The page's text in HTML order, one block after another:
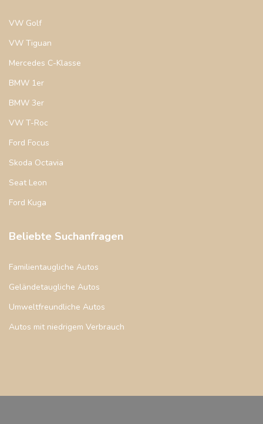
VW Golf
VW Tiguan
Mercedes C-Klasse
BMW 1er
BMW 3er
VW T-Roc
Ford Focus
Skoda Octavia
Seat Leon
Ford Kuga
Beliebte Suchanfragen
Familientaugliche Autos
Geländetaugliche Autos
Umweltfreundliche Autos
Autos mit niedrigem Verbrauch